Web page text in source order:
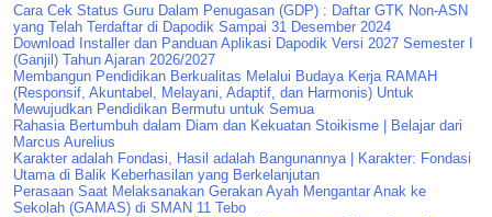
Cara Cek Status Guru Dalam Penugasan (GDP) : Daftar GTK Non-ASN
yang Telah Terdaftar di Dapodik Sampai 31 Desember 2024
Download Installer dan Panduan Aplikasi Dapodik Versi 2027 Semester I
(Ganjil) Tahun Ajaran 2026/2027
Membangun Pendidikan Berkualitas Melalui Budaya Kerja RAMAH
(Responsif, Akuntabel, Melayani, Adaptif, dan Harmonis) Untuk
Mewujudkan Pendidikan Bermutu untuk Semua
Rahasia Bertumbuh dalam Diam dan Kekuatan Stoikisme | Belajar dari
Marcus Aurelius
Karakter adalah Fondasi, Hasil adalah Bangunannya | Karakter: Fondasi
Utama di Balik Keberhasilan yang Berkelanjutan
Perasaan Saat Melaksanakan Gerakan Ayah Mengantar Anak ke
Sekolah (GAMAS) di SMAN 11 Tebo